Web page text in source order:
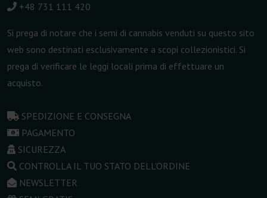
+48 731 111 420
Si prega di notare che i semi di cannabis venduti su questo sito
web sono destinati esclusivamente a scopi collezionistici. Si
prega di verificare le leggi locali prima di effettuare un
acquisto.
SPEDIZIONE E CONSEGNA
PAGAMENTO
SICUREZZA
CONTROLLA IL TUO STATO DELL'ORDINE
NEWSLETTER